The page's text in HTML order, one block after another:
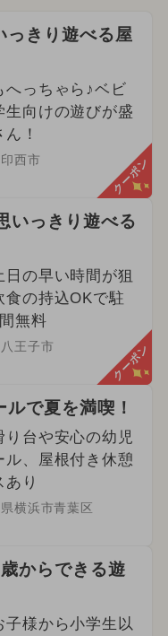
っきり遊べる屋
へっちゃら♪ベビ
生向けの遊びが盛
！
西市 クーポン
いっきり遊べる
日の早い時間が狙
食の持込OKで駐
無料
王子市 クーポン
で夏を満喫！
り台や安心の幼児
ル、屋根付き休憩
あり
横浜市青葉区
からできる遊
子様から小学生以